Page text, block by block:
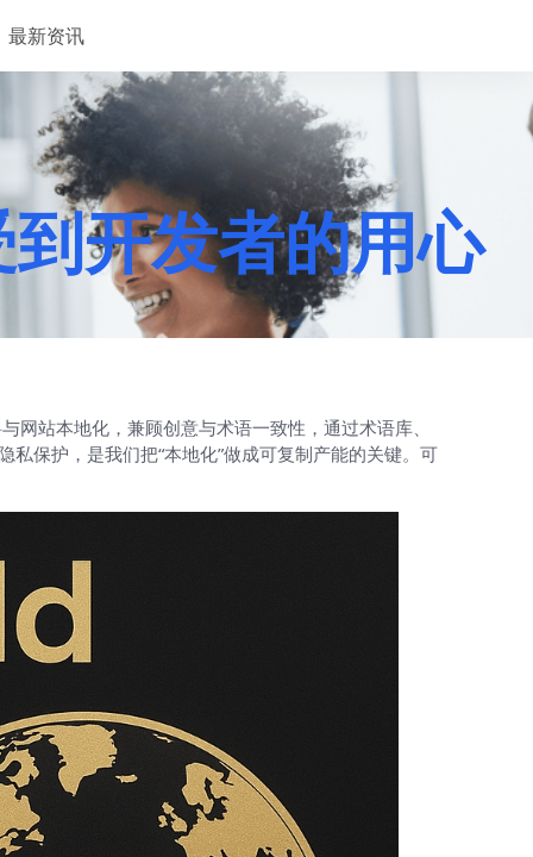
最新资讯
开发者的用心
站本地化，兼顾创意与术语一致性，通过术语库、
保护，是我们把“本地化”做成可复制产能的关键。可